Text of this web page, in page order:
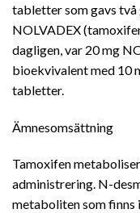
tabletter som gavs två
NOLVADEX
dagligen, var 20 mg
bioekvivalent med 10
tabletter.
Ämnesomsättning
Tamoxifen
administrering. N-
metaboliten som finns